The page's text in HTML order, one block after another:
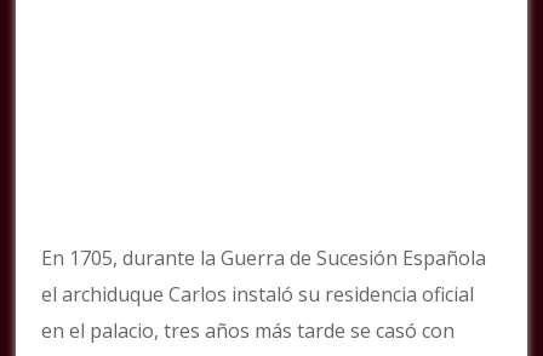
En 1705, durante la Guerra de Sucesión Española
el archiduque Carlos instaló su residencia oficial
en el palacio, tres años más tarde se casó con